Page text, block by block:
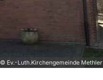
© Ev.-Luth.Kirchengemeinde Methler